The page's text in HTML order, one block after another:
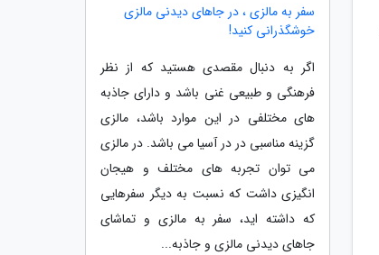
سفر به مالزی ، در جاهای دیدنی مالزی
خوشگذرانی کنید!
اگر به دنبال مقصدی هستید که از نظر
فرهنگی و طبیعی غنی باشد و دارای جاذبه
های مختلفی در این موارد باشد، مالزی
گزینه مناسبی در در آسیا می باشد. در مالزی
می توان تجربه های مختلف و هیجان
انگیزی داشت که نسبت به دیگر سفرهایی
که داشته اید، سفر به مالزی و تماشای
جاهای دیدنی مالزی و جاذبه...